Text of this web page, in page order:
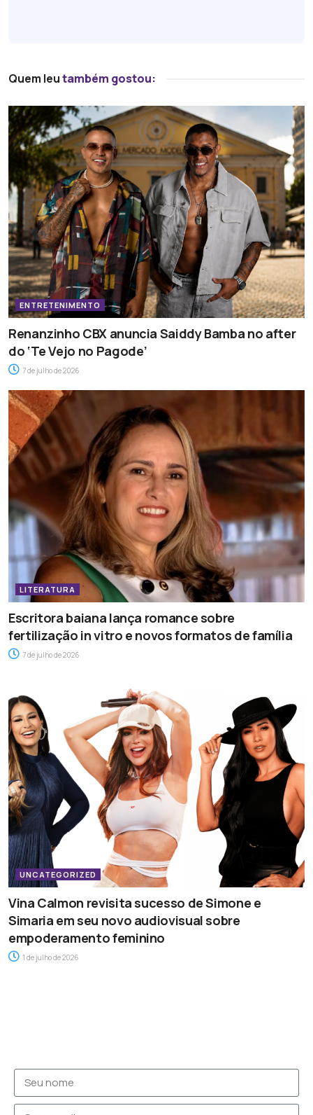
Quem leutambém gostou:
ENTRETENIMENTO
Renanzinho CBX anuncia Saiddy Bamba no after
do ‘Te Vejo no Pagode’
7 de julho de 2026
LITERATURA
Escritora baiana lança romance sobre
fertilização in vitro e novos formatos de família
7 de julho de 2026
UNCATEGORIZED
Vina Calmon revisita sucesso de Simone e
Simaria em seu novo audiovisual sobre
empoderamento feminino
1 de julho de 2026